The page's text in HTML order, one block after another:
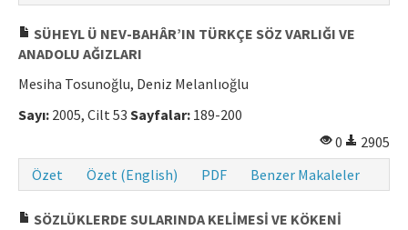
SÜHEYL Ü NEV-BAHÂR’IN TÜRKÇE SÖZ VARLIĞI VE
ANADOLU AĞIZLARI
Mesiha Tosunoğlu, Deniz Melanlıoğlu
Sayı: 2005, Cilt 53 Sayfalar: 189-200
0
2905
Özet
Özet (English) PDF Benzer Makaleler
SÖZLÜKLERDE SULARINDA KELİMESİ VE KÖKENİ